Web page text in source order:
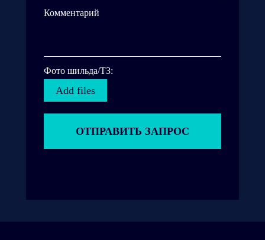
Комментарий
Фото шильда/ТЗ:
Add files
ОТПРАВИТЬ ЗАПРОС